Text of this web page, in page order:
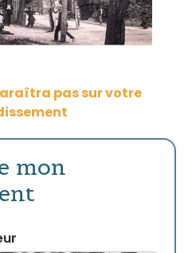
pas sur votre
mon